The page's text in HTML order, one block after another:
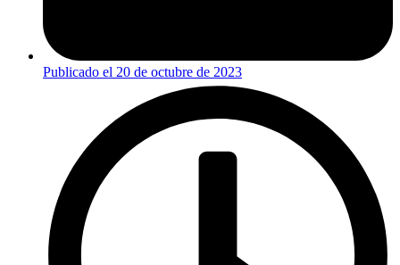
Publicado el 20 de octubre de 2023